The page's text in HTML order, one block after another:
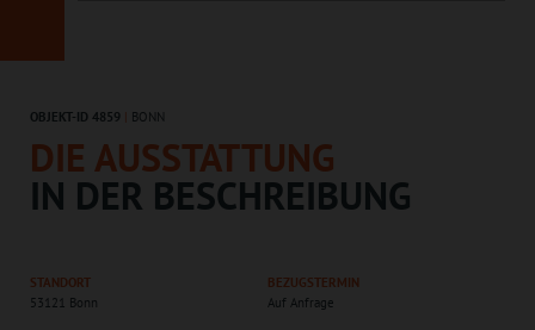
OBJEKT-ID 4859 BONN
DIE AUSSTATTUNG
IN DER BESCHREIBUNG
STANDORT
53121 Bonn
BEZUGSTERMIN
Auf Anfrage